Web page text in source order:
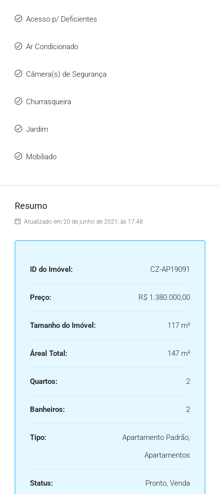
Acesso p/ Deficientes
Ar Condicionado
Câmera(s) de Segurança
Churrasqueira
Jardim
Mobiliado
Resumo
Atualizado em 20 de junho de 2021, às 17:48
ID do Imóvel: CZ-AP19091
Preço: R$ 1.380.000,00
Tamanho do Imóvel: 117 m²
Áreal Total: 147 m²
Quartos: 2
Banheiros: 2
Tipo:
Apartamento Padrão,
Apartamentos
Status: Pronto, Venda